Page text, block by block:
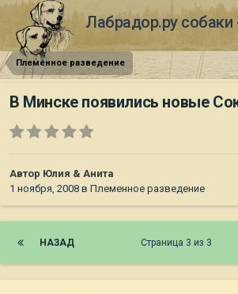
Лабрадор.ру собаки
Племенное разведение
В Минске появились новые
Автор Юлия & Анита
1 ноября, 2008 в Племенное разведение
НАЗАД Страница 3 из 3